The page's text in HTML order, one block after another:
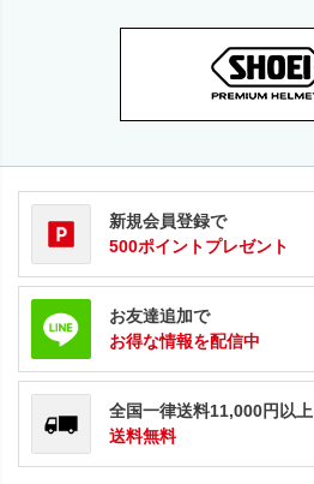
新規会員登録で
500ポイントプレゼント
お友達追加で
お得な情報を配信中
全国一律送料11,000円以上
送料無料